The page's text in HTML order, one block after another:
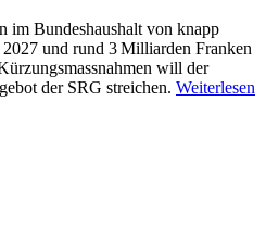
im Bundeshaushalt von knapp
und rund 3 Milliarden Franken
will der
der SRG streichen. Weiterlesen